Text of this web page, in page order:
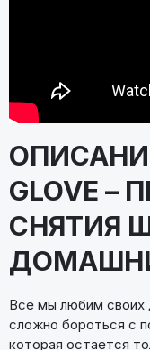
GLOVE –
СНЯТИЯ
Все мы любим своих
сложно бороться с
которая остается